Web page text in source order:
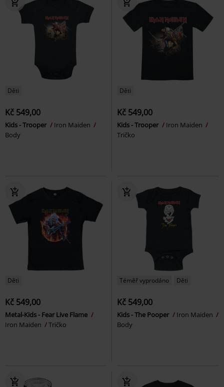
Děti
Kč 549,00
Kids - Trooper
Iron Maiden
Body
Děti
Kč 549,00
Kids - Trooper
Iron Maiden
Tričko
Děti
Kč 549,00
Metal-Kids - Fear Live Flame
Iron Maiden
Tričko
Téměř vyprodáno Děti
Kč 549,00
Kids - The Pooper
Iron Maiden
Body